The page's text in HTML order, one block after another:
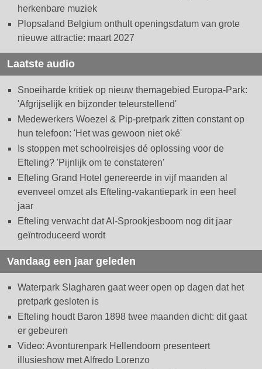
herkenbare muziek
Plopsaland Belgium onthult openingsdatum van grote
nieuwe attractie: maart 2027
Laatste audio
Snoeiharde kritiek op nieuw themagebied Europa-Park:
'Afgrijselijk en bijzonder teleurstellend'
Medewerkers Woezel & Pip-pretpark zitten constant op
hun telefoon: 'Het was gewoon niet oké'
Is stoppen met schoolreisjes dé oplossing voor de
Efteling? 'Pijnlijk om te constateren'
Efteling Grand Hotel genereerde in vijf maanden al
evenveel omzet als Efteling-vakantiepark in een heel
jaar
Efteling verwacht dat AI-Sprookjesboom nog dit jaar
geïntroduceerd wordt
Vandaag een jaar geleden
Waterpark Slagharen gaat weer open op dagen dat het
pretpark gesloten is
Efteling houdt Baron 1898 twee maanden dicht: dit gaat
er gebeuren
Video: Avonturenpark Hellendoorn presenteert
illusieshow met Alfredo Lorenzo